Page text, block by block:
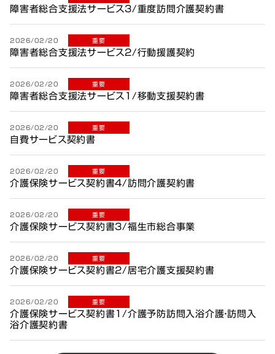
障害者総合支援法サービス3/重度訪問介護契約書
2026/02/20 重要
障害者総合支援法サービス2/行動援護契約
2026/02/20 重要
障害者総合支援法サービス1/移動支援契約書
2026/02/20 重要
自費サービス契約書
2026/02/20 重要
介護保険サービス契約書4/訪問介護契約書
2026/02/20 重要
介護保険サービス契約書3/福生市総合事業
2026/02/20 重要
介護保険サービス契約書2/居宅介護支援契約書
2026/02/20 重要
介護保険サービス契約書1/介護予防訪問入浴介護・訪問入
浴介護契約書